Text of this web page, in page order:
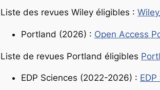
Liste des revues Wiley éligibles :
Portland (2026) : Open Access
Liste de revues Portland éligibles
EDP Sciences (2022-2026) :